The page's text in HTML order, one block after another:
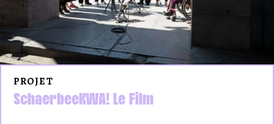
PROJET
SchaerbeeKWA! Le Film